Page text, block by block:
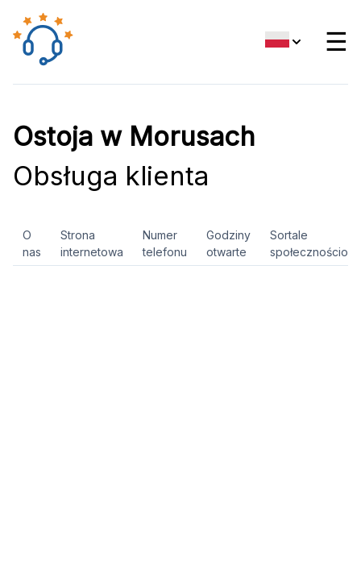
☰
Ostoja w Morusach
Obsługa klienta
O
nas
Strona
internetowa
Numer
telefonu
Godziny
otwarte
Sortale